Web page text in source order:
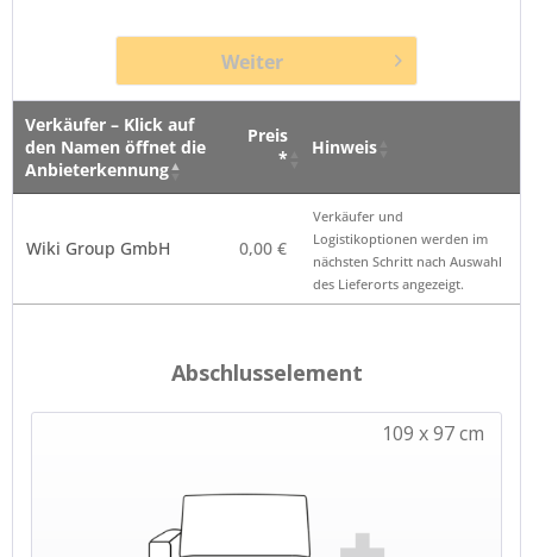
Weiter
Verkäufer – Klick auf
den Namen öffnet die
Anbieterkennung
Preis
*
Hinweis
Anbieterkennung
Wiki Group GmbH
0,00 €
Verkäufer und
Logistikoptionen werden im
nächsten Schritt nach Auswahl
des Lieferorts angezeigt.